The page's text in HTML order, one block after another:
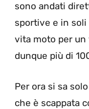
sono andati
sportive e in
vita moto per
dunque più di
Per ora si sa
che è scappata